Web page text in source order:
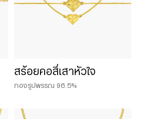
สร้อยคอสี่เสาหัวใจ
ทองรูปพรรณ 96.5%